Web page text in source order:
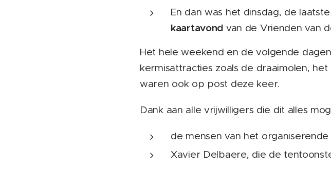
En dan was het dinsdag, de
kaartavond van de Vrienden van
Het hele weekend en de volgende
kermisattracties zoals de draaimolen,
waren ook op post deze keer.
Dank aan alle vrijwilligers die dit alles
de mensen van het
Xavier Delbaere, die de